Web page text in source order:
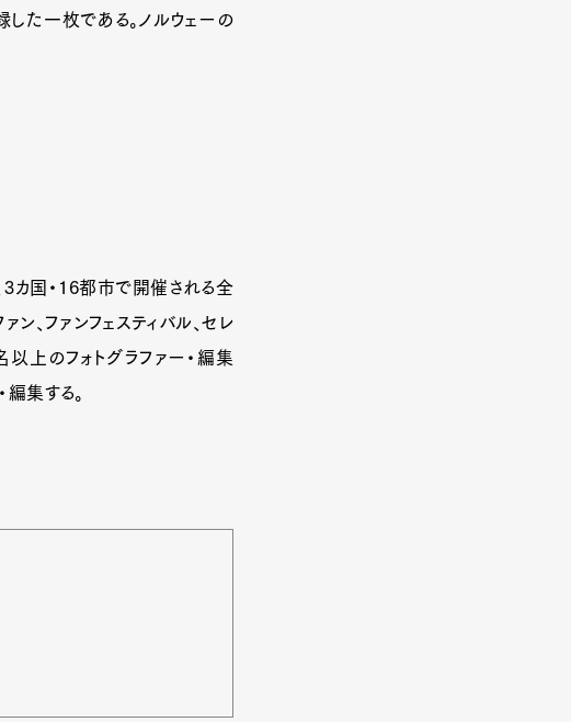
た一枚である。ノルウェーの
3カ国・16都市で開催される全
、ファンフェスティバル、セレ
上のフォトグラファー・編集
集する。